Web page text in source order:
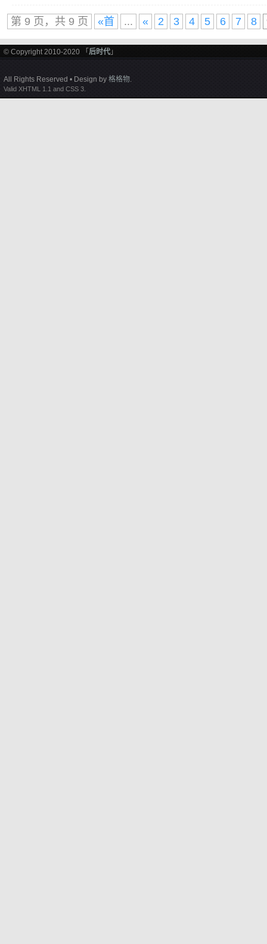
第 9 页，共 9 页 «首 ... « 2 3 4 5 6 7 8
© Copyright 2010-2020 「 后时代 」
All Rights Reserved • Design by 格格物.
Valid XHTML 1.1 and CSS 3.